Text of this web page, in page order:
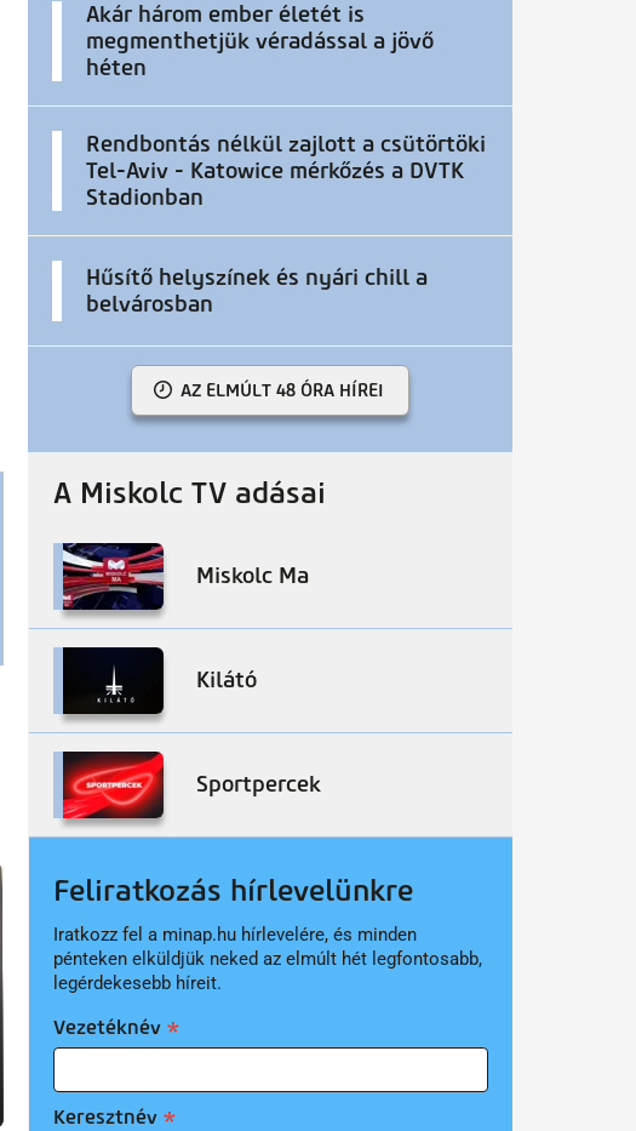
Akár három ember életét is
megmenthetjük véradással a jövő
héten
Rendbontás nélkül zajlott a csütörtöki
Tel-Aviv - Katowice mérkőzés a DVTK
Stadionban
Hűsítő helyszínek és nyári chill a
belvárosban
AZ ELMÚLT 48 ÓRA HÍREI
A Miskolc TV adásai
Miskolc Ma
Kilátó
Sportpercek
Feliratkozás hírlevelünkre
Iratkozz fel a minap.hu hírlevelére, és minden
pénteken elküldjük neked az elmúlt hét legfontosabb,
legérdekesebb híreit.
Vezetéknév
Keresztnév